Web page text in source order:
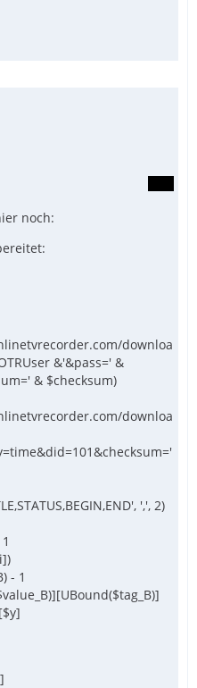
noch:
downloa
&'&pass=' &
& $checksum)
downloa
',', 2)
- 1